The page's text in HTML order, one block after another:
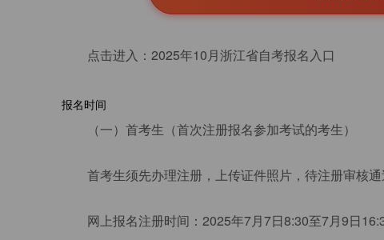
点击进入：2025年10月浙江省自考报名入口
报名时间
（一）首考生（首次注册报名参加考试的考生）
首考生须先办理注册，上传证件照片，待注册审核通
网上报名注册时间：2025年7月7日8:30至7月9日